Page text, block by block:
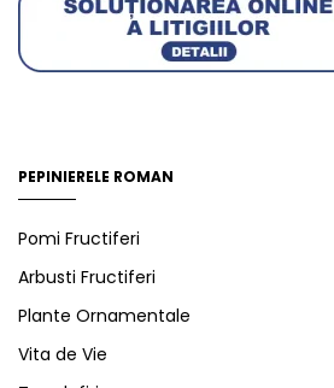
PEPINIERELE ROMAN
Pomi Fructiferi
Arbusti Fructiferi
Plante Ornamentale
Vita de Vie